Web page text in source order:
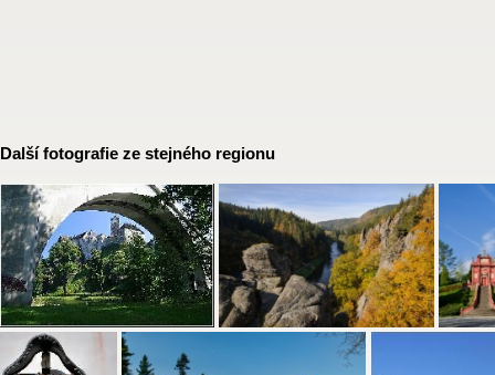
Další fotografie ze stejného regionu